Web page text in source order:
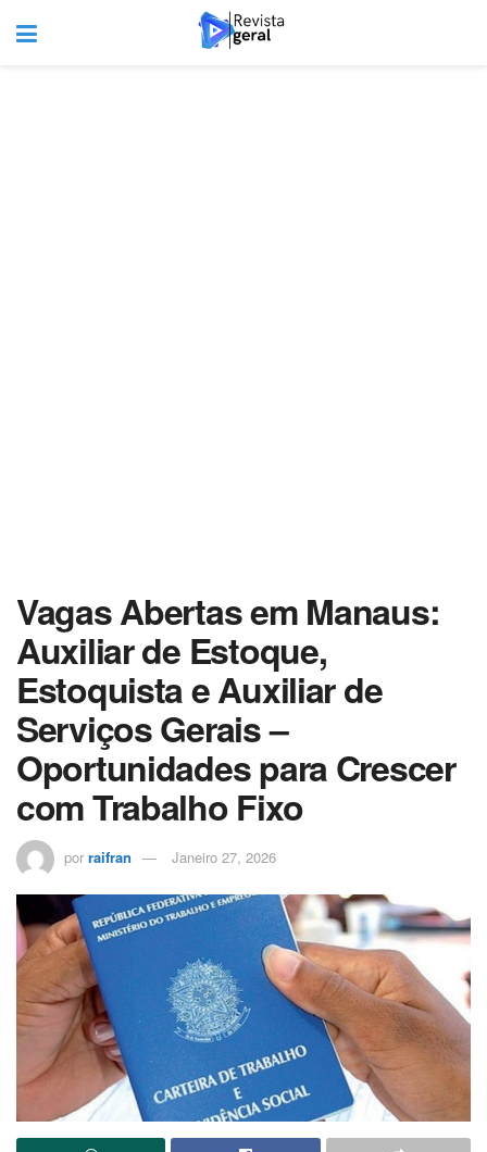
Vagas Abertas em Manaus:
Auxiliar de Estoque,
Estoquista e Auxiliar de
Serviços Gerais –
Oportunidades para Crescer
com Trabalho Fixo
por raifran Janeiro 27, 2026